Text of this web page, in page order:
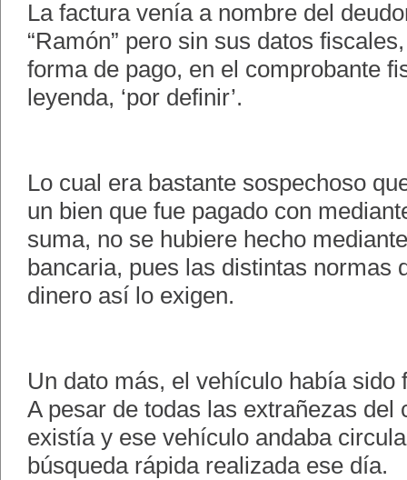
La factura venía a nombre del
“Ramón” pero sin sus datos
forma de pago, en el comprobante
leyenda, ‘por definir’.
Lo cual era bastante sospechoso
un bien que fue pagado con
suma, no se hubiere hecho
bancaria, pues las distintas normas
dinero así lo exigen.
Un dato más, el vehículo había sido
A pesar de todas las extrañezas del
existía y ese vehículo andaba
búsqueda rápida realizada ese día.